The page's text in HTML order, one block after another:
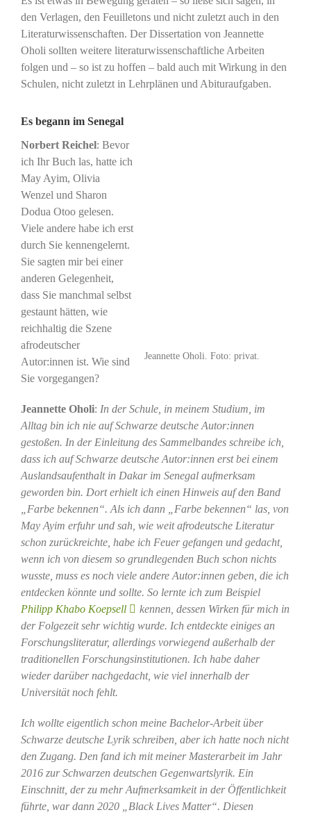
den Verlagen, den Feuilletons und nicht zuletzt auch in den
Literaturwissenschaften. Der Dissertation von Jeannette
Oholi sollten weitere literaturwissenschaftliche Arbeiten
folgen und – so ist zu hoffen – bald auch mit Wirkung in den
Schulen, nicht zuletzt in Lehrplänen und Abituraufgaben.
Es begann im Senegal
Jeannette Oholi. Foto: privat.
Norbert Reichel: Bevor
ich Ihr Buch las, hatte ich
May Ayim, Olivia
Wenzel und Sharon
Dodua Otoo gelesen.
Viele andere habe ich erst
durch Sie kennengelernt.
Sie sagten mir bei einer
anderen Gelegenheit,
dass Sie manchmal selbst
gestaunt hätten, wie
reichhaltig die Szene
afrodeutscher
Autor:innen ist. Wie sind
Sie vorgegangen?
Jeannette Oholi: In der Schule, in meinem Studium, im
Alltag bin ich nie auf Schwarze deutsche Autor:innen
gestoßen. In der Einleitung des Sammelbandes schreibe ich,
dass ich auf Schwarze deutsche Autor:innen erst bei einem
Auslandsaufenthalt in Dakar im Senegal aufmerksam
geworden bin. Dort erhielt ich einen Hinweis auf den Band
„Farbe bekennen“. Als ich dann „Farbe bekennen“ las, von
May Ayim erfuhr und sah, wie weit afrodeutsche Literatur
schon zurückreichte, habe ich Feuer gefangen und gedacht,
wenn ich von diesem so grundlegenden Buch schon nichts
wusste, muss es noch viele andere Autor:innen geben, die ich
entdecken könnte und sollte. So lernte ich zum Beispiel
Philipp Khabo Koepsell
kennen, dessen Wirken für mich in
der Folgezeit sehr wichtig wurde. Ich entdeckte einiges an
Forschungsliteratur, allerdings vorwiegend außerhalb der
traditionellen Forschungsinstitutionen. Ich habe daher
wieder darüber nachgedacht, wie viel innerhalb der
Universität noch fehlt.
Ich wollte eigentlich schon meine Bachelor-Arbeit über
Schwarze deutsche Lyrik schreiben, aber ich hatte noch nicht
den Zugang. Den fand ich mit meiner Masterarbeit im Jahr
2016 zur Schwarzen deutschen Gegenwartslyrik. Ein
Einschnitt, der zu mehr Aufmerksamkeit in der Öffentlichkeit
führte, war dann 2020 „Black Lives Matter“. Diesen